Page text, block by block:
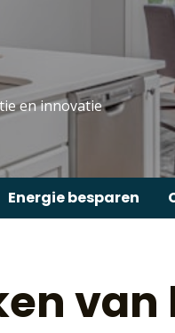
en innovatie
Energie besparen
van